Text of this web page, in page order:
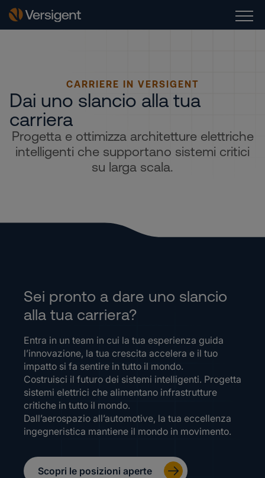
CARRIERE IN VERSIGENT
Dai uno slancio alla tua
carriera
Progetta e ottimizza architetture elettriche
intelligenti che supportano sistemi critici
su larga scala.
Sei pronto a dare uno slancio
alla tua carriera?
Entra in un team in cui la tua esperienza guida
l’innovazione, la tua crescita accelera e il tuo
impatto si fa sentire in tutto il mondo.
Costruisci il futuro dei sistemi intelligenti. Progetta
sistemi elettrici che alimentano infrastrutture
critiche in tutto il mondo.
Dall’aerospazio all’automotive, la tua eccellenza
ingegneristica mantiene il mondo in movimento.
Scopri le posizioni aperte